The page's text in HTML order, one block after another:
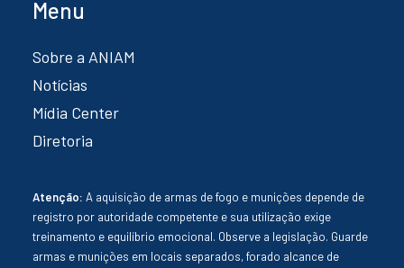
Menu
Sobre a ANIAM
Notícias
Mídia Center
Diretoria
Atenção: A aquisição de armas de fogo e munições depende de
registro por autoridade competente e sua utilização exige
treinamento e equilíbrio emocional. Observe a legislação. Guarde
armas e munições em locais separados, forado alcance de